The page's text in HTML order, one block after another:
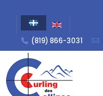
(819) 866-3031